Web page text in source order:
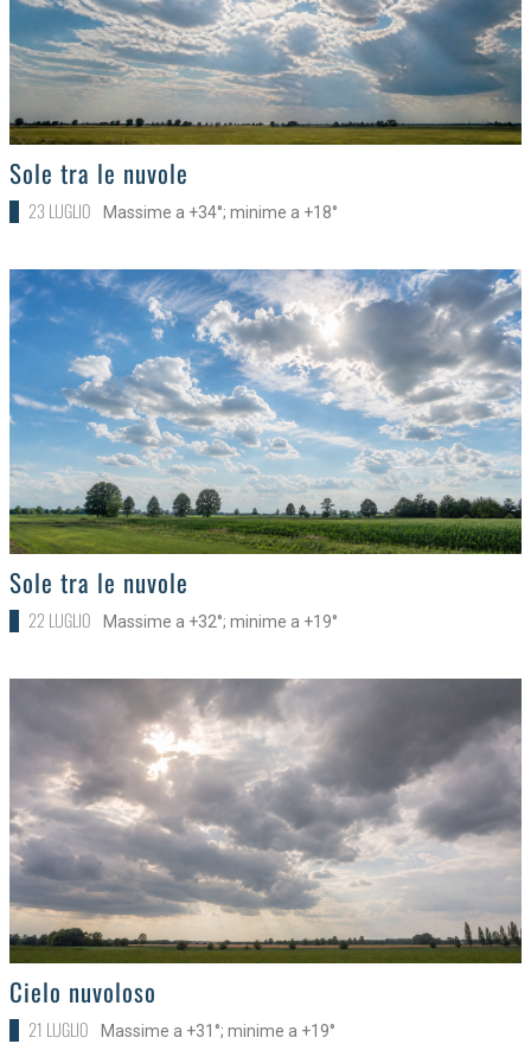
>
Sole tra le nuvole
23 LUGLIO Massime a +34°; minime a +18°
>
Sole tra le nuvole
22 LUGLIO Massime a +32°; minime a +19°
>
Cielo nuvoloso
21 LUGLIO Massime a +31°; minime a +19°